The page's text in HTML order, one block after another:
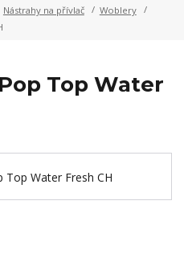
Nástrahy na přívlač
Woblery
Top Water